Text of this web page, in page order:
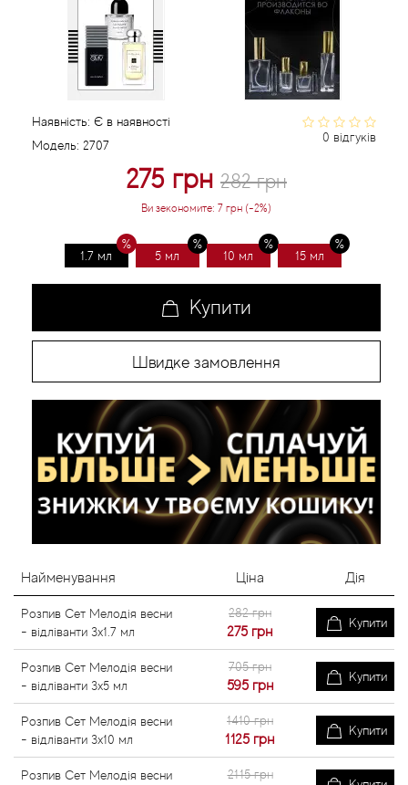
0 відгуків
Наявність: Є в наявності
Модель: 2707
275 грн 282 грн
Ви зекономите: 7 грн (-2%)
1.7 мл 5 мл 10 мл 15 мл
Купити
Швидке замовлення
Найменування Ціна Дія
Розпив Сет Мелодія весни
- відліванти 3x1.7 мл
282 грн
275 грн
Купити
Розпив Сет Мелодія весни
- відліванти 3x5 мл
705 грн
595 грн
Купити
Розпив Сет Мелодія весни
- відліванти 3x10 мл
1410 грн
1125 грн
Купити
Розпив Сет Мелодія весни
2115 грн